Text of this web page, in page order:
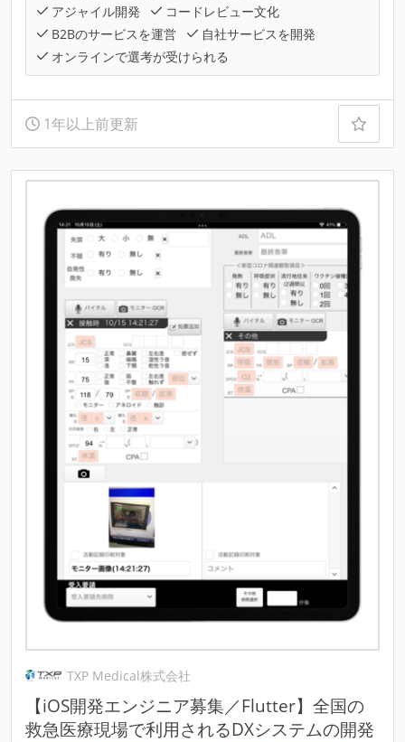
アジャイル開発
コードレビュー文化
B2Bのサービスを運営
自社サービスを開発
オンラインで選考が受けられる
1年以上前更新
TXP Medical株式会社
【iOS開発エンジニア募集／Flutter】全国の
救急医療現場で利用されるDXシステムの開発